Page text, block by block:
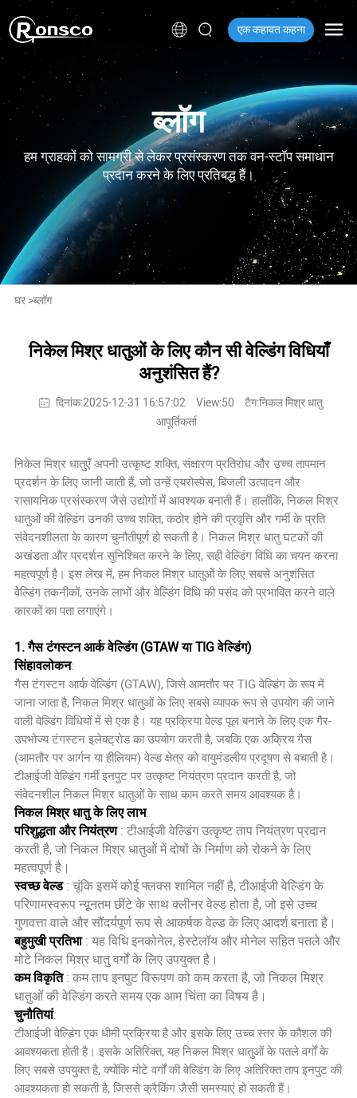
एक कहावत कहना
ब्लॉग
हम ग्राहकों को सामग्री से लेकर प्रसंस्करण तक वन-स्टॉप समाधान
प्रदान करने के लिए प्रतिबद्ध हैं।
घर>ब्लॉग
निकेल मिश्र धातुओं के लिए कौन सी वेल्डिंग विधियाँ
अनुशंसित हैं?
दिनांक:2025-12-31 16:57:02 View:50
टैग:निकल मिश्र धातु
आपूर्तिकर्ता
निकेल मिश्र धातुएँ अपनी उत्कृष्ट शक्ति, संक्षारण प्रतिरोध और उच्च तापमान
प्रदर्शन के लिए जानी जाती हैं, जो उन्हें एयरोस्पेस, बिजली उत्पादन और
रासायनिक प्रसंस्करण जैसे उद्योगों में आवश्यक बनाती हैं। हालाँकि, निकल मिश्र
धातुओं की वेल्डिंग उनकी उच्च शक्ति, कठोर होने की प्रवृत्ति और गर्मी के प्रति
संवेदनशीलता के कारण चुनौतीपूर्ण हो सकती है। निकल मिश्र धातु घटकों की
अखंडता और प्रदर्शन सुनिश्चित करने के लिए, सही वेल्डिंग विधि का चयन करना
महत्वपूर्ण है। इस लेख में, हम निकल मिश्र धातुओं के लिए सबसे अनुशंसित
वेल्डिंग तकनीकों, उनके लाभों और वेल्डिंग विधि की पसंद को प्रभावित करने वाले
कारकों का पता लगाएंगे।
1. गैस टंगस्टन आर्क वेल्डिंग (GTAW या TIG वेल्डिंग)
सिंहावलोकन:
गैस टंगस्टन आर्क वेल्डिंग (GTAW), जिसे आमतौर पर TIG वेल्डिंग के रूप में
जाना जाता है, निकल मिश्र धातुओं के लिए सबसे व्यापक रूप से उपयोग की जाने
वाली वेल्डिंग विधियों में से एक है। यह प्रक्रिया वेल्ड पूल बनाने के लिए एक गैर-
उपभोज्य टंगस्टन इलेक्ट्रोड का उपयोग करती है, जबकि एक अक्रिय गैस
(आमतौर पर आर्गन या हीलियम) वेल्ड क्षेत्र को वायुमंडलीय प्रदूषण से बचाती है।
टीआईजी वेल्डिंग गर्मी इनपुट पर उत्कृष्ट नियंत्रण प्रदान करती है, जो
संवेदनशील निकल मिश्र धातुओं के साथ काम करते समय आवश्यक है।
निकल मिश्र धातु के लिए लाभ:
परिशुद्धता और नियंत्रण: टीआईजी वेल्डिंग उत्कृष्ट ताप नियंत्रण प्रदान
करती है, जो निकल मिश्र धातुओं में दोषों के निर्माण को रोकने के लिए
महत्वपूर्ण है।
स्वच्छ वेल्ड: चूंकि इसमें कोई फ्लक्स शामिल नहीं है, टीआईजी वेल्डिंग के
परिणामस्वरूप न्यूनतम छींटे के साथ क्लीनर वेल्ड होता है, जो इसे उच्च
गुणवत्ता वाले और सौंदर्यपूर्ण रूप से आकर्षक वेल्ड के लिए आदर्श बनाता है।
बहुमुखी प्रतिभा: यह विधि इनकोनेल, हेस्टेलॉय और मोनेल सहित पतले और
मोटे निकल मिश्र धातु वर्गों के लिए उपयुक्त है।
कम विकृति: कम ताप इनपुट विरूपण को कम करता है, जो निकल मिश्र
धातुओं की वेल्डिंग करते समय एक आम चिंता का विषय है।
चुनौतियां:
टीआईजी वेल्डिंग एक धीमी प्रक्रिया है और इसके लिए उच्च स्तर के कौशल की
आवश्यकता होती है। इसके अतिरिक्त, यह निकल मिश्र धातुओं के पतले वर्गों के
लिए सबसे उपयुक्त है, क्योंकि मोटे वर्गों की वेल्डिंग के लिए अतिरिक्त ताप इनपुट की
आवश्यकता हो सकती है, जिससे क्रैकिंग जैसी समस्याएं हो सकती हैं।